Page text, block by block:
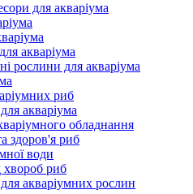
для акваріума
акваріума
рослини для акваріума
риб
акваріума
обладнання
здоров'я риб
води
хвороб риб
акваріумних рослин